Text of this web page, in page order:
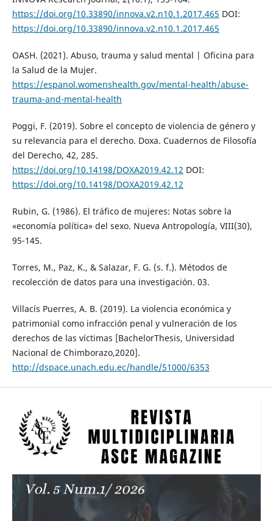
https://doi.org/10.33890/innova.v2.n10.1.2017.465 DOI:
https://doi.org/10.33890/innova.v2.n10.1.2017.465
OASH. (2021). Abuso, trauma y salud mental | Oficina para
la Salud de la Mujer.
https://espanol.womenshealth.gov/mental-health/abuse-
trauma-and-mental-health
Poggi, F. (2019). Sobre el concepto de violencia de género y
su relevancia para el derecho. Doxa. Cuadernos de Filosofía
del Derecho, 42, 285.
https://doi.org/10.14198/DOXA2019.42.12 DOI:
https://doi.org/10.14198/DOXA2019.42.12
Rubin, G. (1986). El tráfico de mujeres: Notas sobre la
«economía política» del sexo. Nueva Antropología, VIII(30),
95-145.
Torres, M., Paz, K., & Salazar, F. G. (s. f.). Métodos de
recolección de datos para una investigación. 03.
Villacís Puerres, A. B. (2019). La violencia económica y
patrimonial como infracción penal y vulneración de los
derechos de las víctimas [BachelorThesis, Universidad
Nacional de Chimborazo,2020].
http://dspace.unach.edu.ec/handle/51000/6353